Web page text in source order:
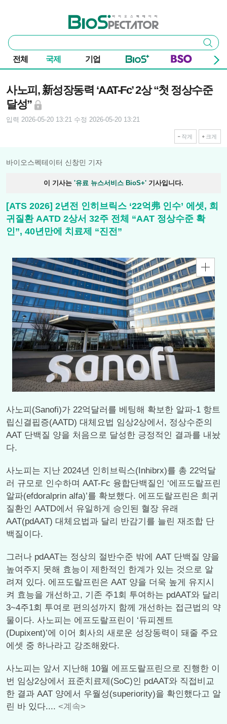
바이오스펙테이터
통
합
검
색
검색
전체 국제 기업
사노피, 新성장동력 ‘AAT-Fc’ 2상 “첫 정상수준
달성”
입력 2026-05-20 13:21 수정 2026-05-20 13:21
작게 크게
바이오스펙테이터 신창민 기자
이 기사는 '유료 뉴스서비스 BioS+' 기사입니다.
[ATS 2026] 2년전 인히브릭스 ‘22억弗 인수’ 에셋, 희
귀질환 AATD 2상서 32주 전체 “AAT 정상수준 확
인”, 40년만에 치료제 “진전”
사노피(Sanofi)가 22억달러를 베팅해 확보한 알파-1 항트
립신결핍증(AATD) 대체요법 임상2상에서, 정상수준의
AAT 단백질 양을 처음으로 달성한 긍정적인 결과를 내놨
다.
사노피는 지난 2024년 인히브릭스(Inhibrx)를 총 22억달
러 규모로 인수하며 AAT-Fc 융합단백질인 ‘에프도랄프린
알파(efdoralprin alfa)’를 확보했다. 에프도랄프린은 희귀
질환인 AATD에서 유일하게 승인된 혈장 유래
AAT(pdAAT) 대체요법과 달리 반감기를 늘린 재조합 단
백질이다.
그러나 pdAAT는 정상의 절반수준 밖에 AAT 단백질 양을
높여주지 못해 효능이 제한적인 한계가 있는 것으로 알
려져 있다. 에프도랄프린은 AAT 양을 더욱 높게 유지시
켜 효능을 개선하고, 기존 주1회 투여하는 pdAAT와 달리
3~4주1회 투여로 편의성까지 함께 개선하는 접근법의 약
물이다. 사노피는 에프도랄프린이 ‘듀피젠트
(Dupixent)’에 이어 회사의 새로운 성장동력이 돼줄 주요
에셋 중 하나라고 강조해왔다.
사노피는 앞서 지난해 10월 에프도랄프린으로 진행한 이
번 임상2상에서 표준치료제(SoC)인 pdAAT와 직접비교
한 결과 AAT 양에서 우월성(superiority)을 확인했다고 알
린 바 있다.... <계속>